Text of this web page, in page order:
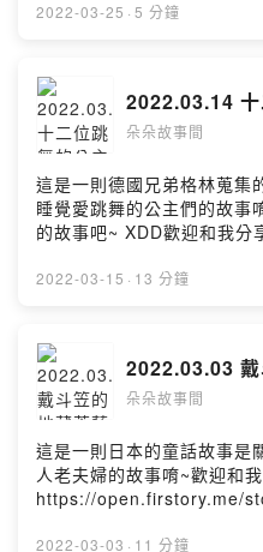
2022-03-25 · 5 分鐘
2022.03.14
朵朵故事間
這是一則德國兄弟格林蒐集
睡覺愛跳舞的公主們的故事
的故事吧~ XDD歡迎和我分
xvqh1?m=comment一起讓
2022-03-15 · 13 分鐘
2022.03.03
朵朵故事間
這是一則日本的童話故事是
人老夫婦的故事唷~歡迎和
https://open.firstory.me/
Firstory Hosting
2022-03-03 · 11 分鐘